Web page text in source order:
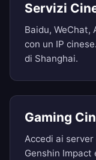
Servizi
Baidu, WeChat,
con un IP
di Shanghai.
Gaming
Accedi ai
Genshin